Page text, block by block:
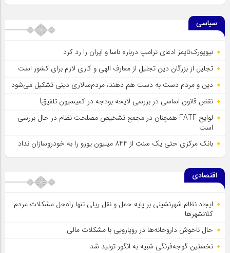
سیاسی
نیویورک‌تایمز ادعای ترامپ درباره ناسا و ایران را رد کرد
تجلیل از بزرگان دین تجلیل از معارف الهی و کاری لازم برای کشور است
دین و مردم دست به‌ دست هم دهند، مردم‌سالاری دینی تشکیل می‌شود
نقض قانون اساسی در بررسی لایحه بودجه در کمیسیون تلفیق!
لوایح FATF همچنان در مجمع تشخیص مصلحت نظام در حال بررسی
است
بانک مرکزی حتی یک سنت از 844 میلیون یورو را به خودروسازان نداد
اقتصادی
ایجاد نظام شهرنشینی بر پایه حمل و نقل ریلی تنها راه‌حل مشکلات مردم
کلانشهرها
حال ناخوش داروخانه‌ها در رویارویی با مشکلات مالی
نخستین گوجه‌فرنگی شبیه به انگور تولید شد